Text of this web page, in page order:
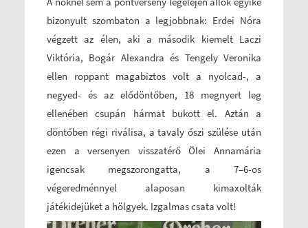
bizonyult szombaton a legjobbnak: Erdei Nóra
végzett az élen, aki a második kiemelt Laczi
Viktória, Bogár Alexandra és Tengely Veronika
ellen roppant magabiztos volt a nyolcad-, a
negyed- és az elődöntőben, 18 megnyert leg
ellenében csupán hármat bukott el. Aztán a
döntőben régi riválisa, a tavaly őszi szülése után
ezen a versenyen visszatérő Ölei Annamária
igencsak megszorongatta, a 7–6-os
végeredménnyel alaposan kimaxolták
játékidejüket a hölgyek. Izgalmas csata volt!